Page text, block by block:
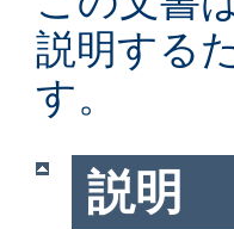
説明する
す。
説明